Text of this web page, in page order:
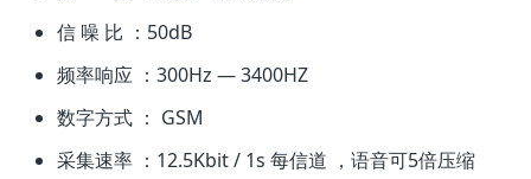
信 噪 比 ：50dB
频率响应 ：300Hz — 3400HZ
数字方式 ： GSM
采集速率 ：12.5Kbit / 1s 每信道 ，语音可5倍压缩